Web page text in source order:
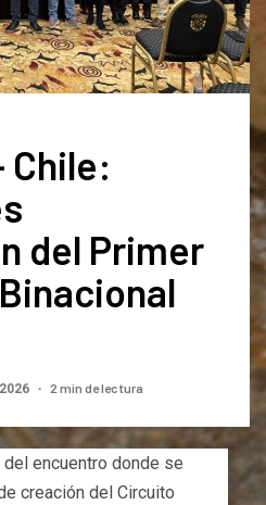
Chile:
del Primer
2 min de lectura
encuentro donde se
creación del Circuito